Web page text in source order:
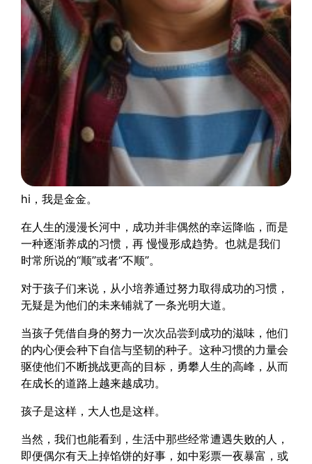
hi，我是金金。
在人生的漫漫长河中，成功并非偶然的幸运降临，而是
一种逐渐养成的习惯，再 慢慢形成趋势。也就是我们
时常所说的“顺”或者“不顺”。
对于孩子们来说，从小培养通过努力取得成功的习惯，
无疑是为他们的未来铺就了一条光明大道。
当孩子凭借自身的努力一次次品尝到成功的滋味，他们
的内心便会种下自信与坚韧的种子。这种习惯的力量会
驱使他们不断挑战更高的目标，勇攀人生的高峰，从而
在成长的道路上越来越成功。
孩子是这样，大人也是这样。
当然，我们也能看到，生活中那些经常遭遇失败的人，
即便偶尔有天上掉馅饼的好事，如中彩票一夜暴富，或